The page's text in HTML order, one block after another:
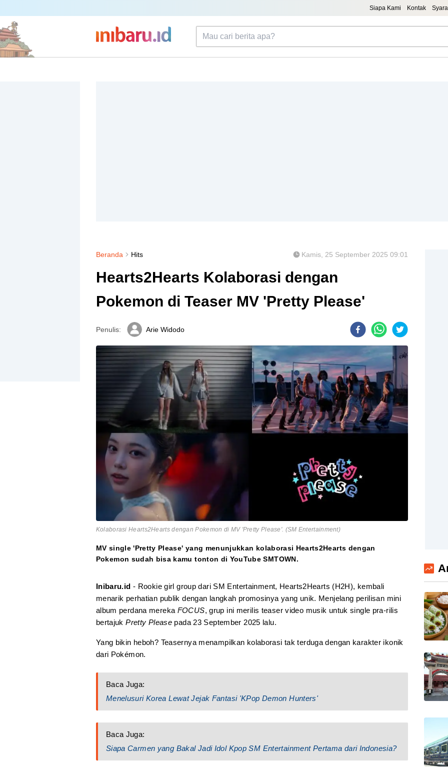
Siapa Kami Kontak
Beranda Hits Kamis, 25 September 2025 09:01
Hearts2Hearts Kolaborasi dengan
Pokemon di Teaser MV 'Pretty Please'
Penulis: Arie Widodo
Kolaborasi Hearts2Hearts dengan Pokemon di MV 'Pretty Please'. (SM Entertainment)
MV single 'Pretty Please' yang menunjukkan kolaborasi Hearts2Hearts dengan
Pokemon sudah bisa kamu tonton di YouTube SMTOWN.
Inibaru.id - Rookie girl group dari SM Entertainment, Hearts2Hearts (H2H), kembali
menarik perhatian publik dengan langkah promosinya yang unik. Menjelang perilisan mini
album perdana mereka FOCUS, grup ini merilis teaser video musik untuk single pra-rilis
bertajukPretty Please pada 23 September 2025 lalu.
Yang bikin heboh? Teasernya menampilkan kolaborasi tak terduga dengan karakter ikonik
dari Pokémon.
Baca Juga:
Menelusuri Korea Lewat Jejak Fantasi 'KPop Demon Hunters'
Baca Juga:
Siapa Carmen yang Bakal Jadi Idol Kpop SM Entertainment Pertama dari Indonesia?